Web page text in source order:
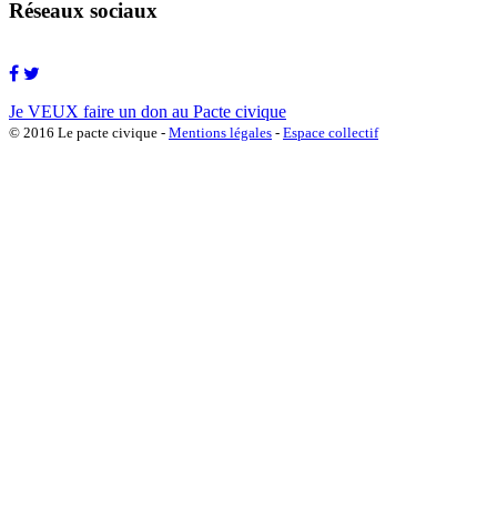
Réseaux sociaux
Je VEUX faire un don au Pacte civique
© 2016 Le pacte civique - Mentions légales - Espace collectif